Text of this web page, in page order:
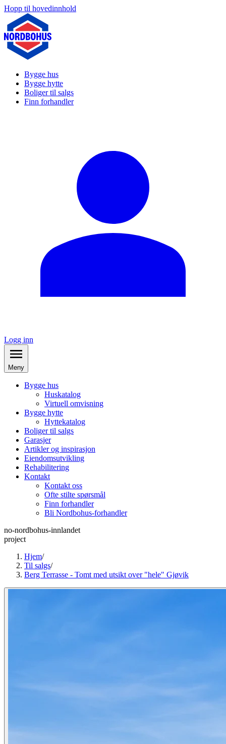
Hopp til hovedinnhold
Bygge hus
Bygge hytte
Boliger til salgs
Finn forhandler
Logg inn
Meny
Bygge hus
Huskatalog
Virtuell omvisning
Bygge hytte
Hyttekatalog
Boliger til salgs
Garasjer
Artikler og inspirasjon
Eiendomsutvikling
Rehabilitering
Kontakt
Kontakt oss
Ofte stilte spørsmål
Finn forhandler
Bli Nordbohus-forhandler
no-nordbohus-innlandet
project
Hjem/
Til salgs/
Berg Terrasse - Tomt med utsikt over "hele" Gjøvik